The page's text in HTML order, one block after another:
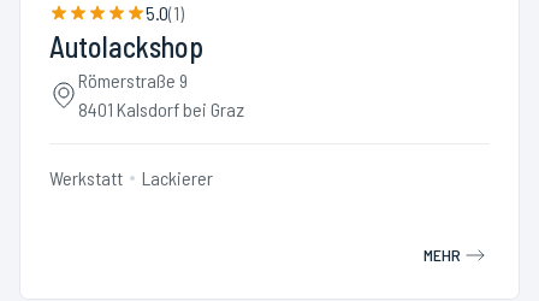
5.0(1)
Autolackshop
Römerstraße 9
8401 Kalsdorf bei Graz
Werkstatt Lackierer
MEHR